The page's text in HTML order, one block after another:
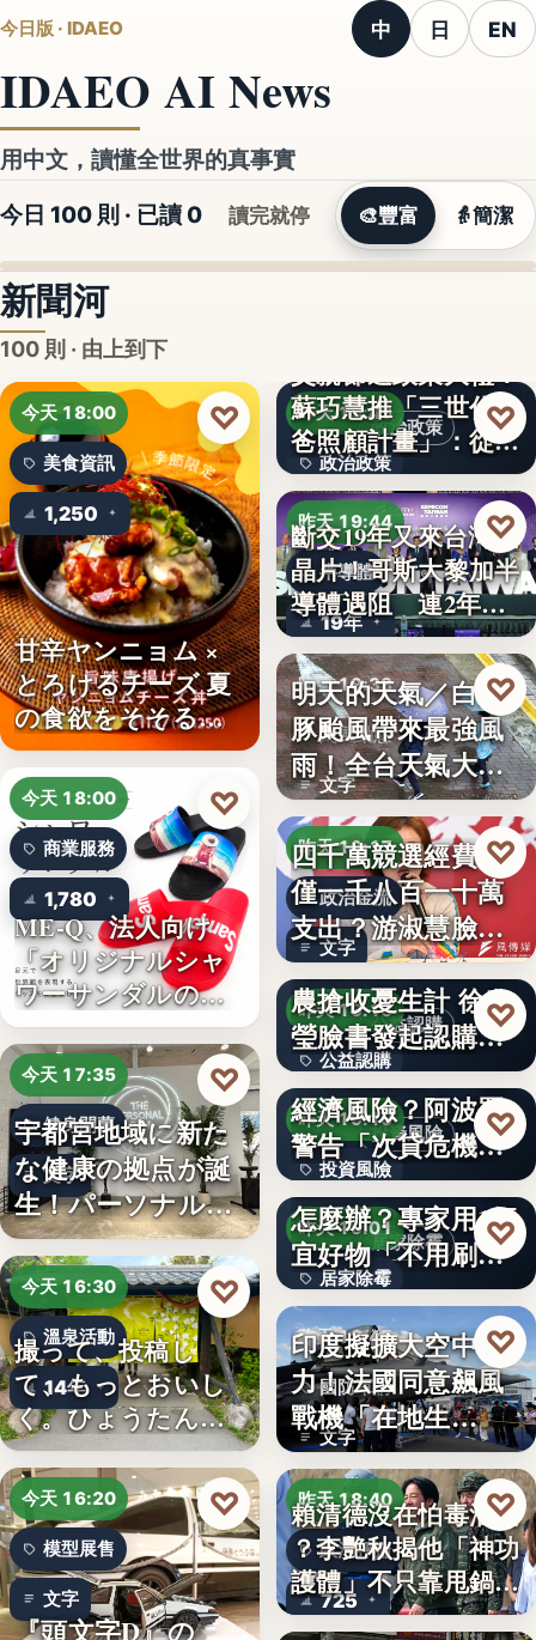
今日版 · IDAEO 中 日 EN
IDAEO AI News
用中文，讀懂全世界的真事實
今日 100 則 · 已讀 0 讀完就停 🎨豐富 👵簡潔
新聞河
100 則 · 由上到下
今天 18:00
美食資訊
1,250
甘辛ヤンニョム ×
とろけるチーズ 夏
の食欲をそそる
“旨…
♡
今天 18:00
商業服務
1,780
ME-Q、法人向け
「オリジナルシャ
ワーサンダルの
OEM制…
♡
今天 17:35
健身開幕
文字
宇都宮地域に新た
な健康の拠点が誕
生！パーソナルジ
ム「…
♡
今天 16:30
溫泉活動
14年
撮って、投稿し
て、もっとおいし
く。ひょうたん温
泉、お盆の…
♡
今天 16:20
模型展售
文字
『頭文字D』の
♡
政治政策
昨天 19:49
政治政策
50%
蘇巧慧推「三世代爸
爸照顧計畫」：從準
爸…
♡
昨天 19:44
半導體
19年
斷交19年又來台灣找
晶片！哥斯大黎加半
導體遇阻 連2年
參…
♡
昨天 19:38
颱風動態
文字
明天的天氣／白海
豚颱風帶來最強風
雨！全台天氣大轉
變「豪雨…
♡
昨天 19:17
政治金流
文字
四千萬競選經費，
僅一千八百一十萬
支出？游淑慧臉書
追問鄭：…
♡
公益認購
昨天 19:15
公益認購
文字
颱風來襲 五峰鄉果
農搶收憂生計 徐欣
瑩臉書發起認購水
梨行…
♡
投資風險
昨天 19:10
投資風險
文字
AI投資恐成下一個
經濟風險？阿波羅
警告「次貸危機
式」逆轉…
♡
居家除霉
昨天 19:01
居家除霉
文字
牆壁反覆潮濕發霉
怎麼辦？專家用1便
宜好物「不用刷清
除陳年…
♡
昨天 18:45
國防軍購
文字
印度擬擴大空中戰
力！法國同意飆風
戰機「在地生
產」，機隊規…
♡
昨天 18:40
政治評論
725
賴清德沒在怕毒油案
？李艷秋揭他「神功
護體」不只靠甩鍋盧
秀…
♡